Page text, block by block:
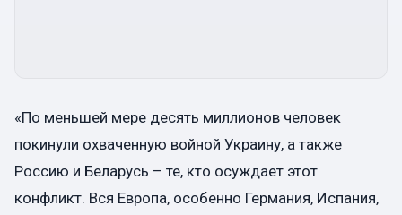
«По меньшей мере десять миллионов человек
покинули охваченную войной Украину, а также
Россию и Беларусь – те, кто осуждает этот
конфликт. Вся Европа, особенно Германия, Испания,